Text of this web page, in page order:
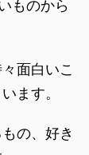
ものから
面白いこ
ます。
の、好き